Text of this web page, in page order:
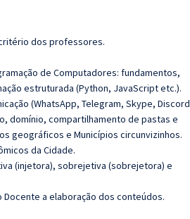
dos professores.
de Computadores: fundamentos,
estruturada (Python, JavaScript etc.).
(WhatsApp, Telegram, Skype, Discord
domínio, compartilhamento de pastas e
geográficos e Municípios circunvizinhos.
da Cidade.
(injetora), sobrejetiva (sobrejetora) e
a elaboração dos conteúdos.